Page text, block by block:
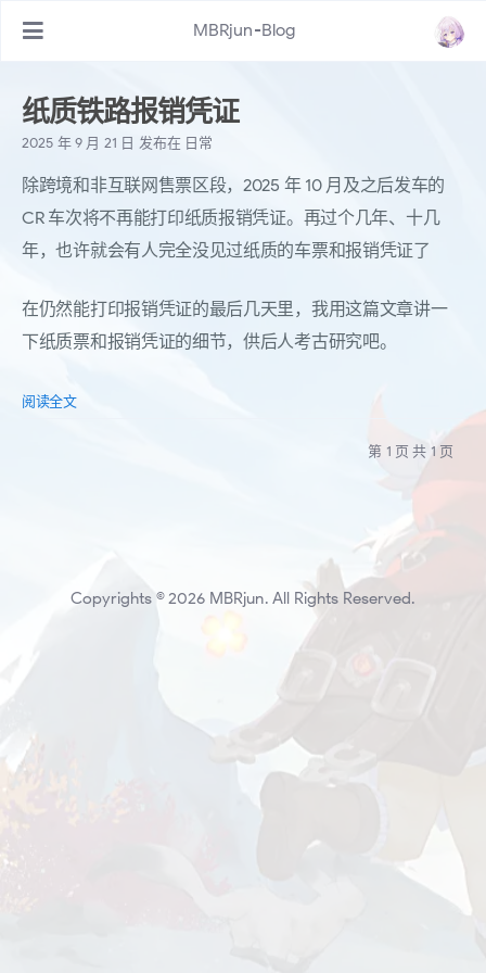
MBRjun-Blog
纸质铁路报销凭证
2025 年 9 月 21 日 发布在 日常
除跨境和非互联网售票区段，2025 年 10 月及之后发车的
CR 车次将不再能打印纸质报销凭证。再过个几年、十几
年，也许就会有人完全没见过纸质的车票和报销凭证了
在仍然能打印报销凭证的最后几天里，我用这篇文章讲一
下纸质票和报销凭证的细节，供后人考古研究吧。
阅读全文
第 1 页 共 1 页
Copyrights © 2026 MBRjun. All Rights Reserved.